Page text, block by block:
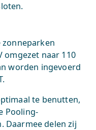
omgezet naar 110
worden ingevoerd
te benutten,
Pooling-
Daarmee delen zij